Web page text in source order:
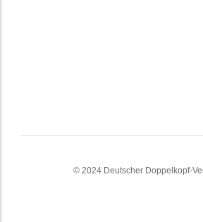
© 2024 Deutscher Doppelkopf-